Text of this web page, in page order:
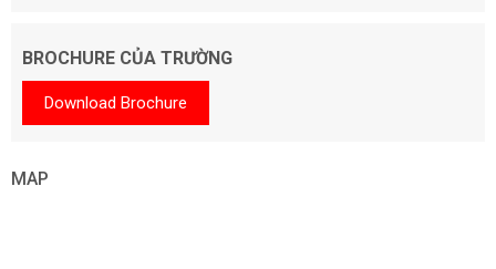
BROCHURE CỦA TRƯỜNG
Download Brochure
MAP